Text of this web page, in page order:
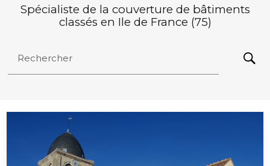
Spécialiste de la couverture de bâtiments
classés en Ile de France (75)
Rechercher